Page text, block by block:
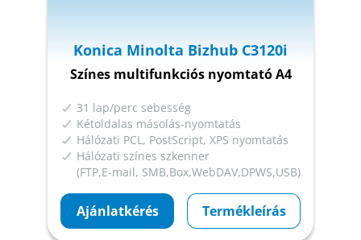
Konica Minolta Bizhub C3120i
Színes multifunkciós nyomtató A4
31 lap/perc sebesség
Kétoldalas másolás-nyomtatás
Hálózati PCL, PostScript, XPS nyomtatás
Hálózati színes szkenner
(FTP,E-mail, SMB,Box,WebDAV,DPWS,USB)
Ajánlatkérés Termékleírás